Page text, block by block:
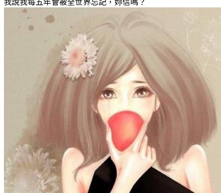
我說我每五年會被全世界忘記，妳信嗎？